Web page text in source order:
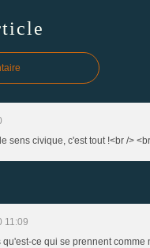
sens civique, c'est tout !<br />
11:09
ce qui se prennent